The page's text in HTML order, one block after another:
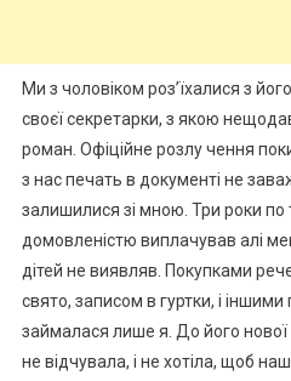
Ми з чоловіком роз’їхалися з його
своєї секретарки, з якою
роман. Офіційне розлу чення
з нас печать в документі не
залишилися зі мною. Три роки по
домовленістю виплачував алі
дітей не виявляв. Покупками
свято, записом в гуртки, і
займалася лише я. До його нової
не відчувала, і не хотіла, щоб